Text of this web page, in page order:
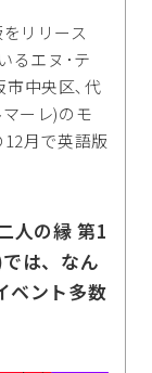
リリース
るエヌ･テ
市中央区､代
ーレ)のモ
月で英語版
人の縁 第1
は、なん
ベント多数